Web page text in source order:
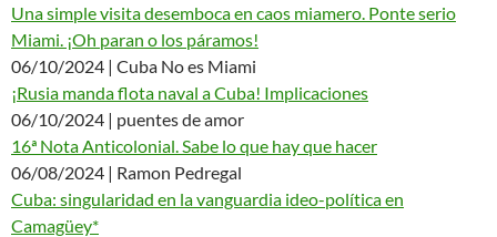
Una simple visita desemboca en caos miamero. Ponte serio
Miami. ¡Oh paran o los páramos!
06/10/2024 | Cuba No es Miami
¡Rusia manda flota naval a Cuba! Implicaciones
06/10/2024 | puentes de amor
16ª Nota Anticolonial. Sabe lo que hay que hacer
06/08/2024 | Ramon Pedregal
Cuba: singularidad en la vanguardia ideo-política en
Camagüey*